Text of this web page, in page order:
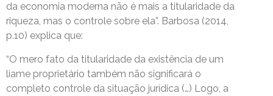
da economia moderna não é mais a titularidade da
riqueza, mas o controle sobre ela”. Barbosa (2014,
p.10) explica que:
“O mero fato da titularidade da existência de um
liame proprietário também não significará o
completo controle da situação jurídica (…) Logo, a